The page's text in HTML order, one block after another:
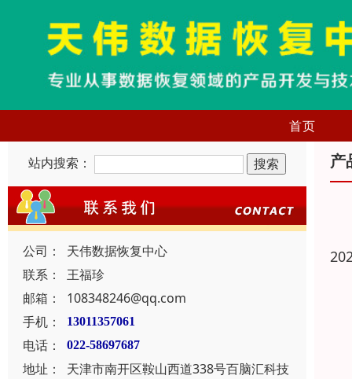
首页
站内搜索：
公司：
天伟数据恢复中心
联系：
王福珍
邮箱：
108348246@qq.com
手机：
13011357061
电话： 022-58697687
地址：
天津市南开区鞍山西道338号百脑汇科技
产